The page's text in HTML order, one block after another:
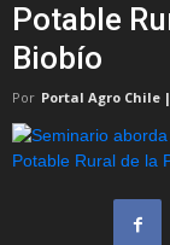
Potable
Biobío
Por Portal Agro Chile